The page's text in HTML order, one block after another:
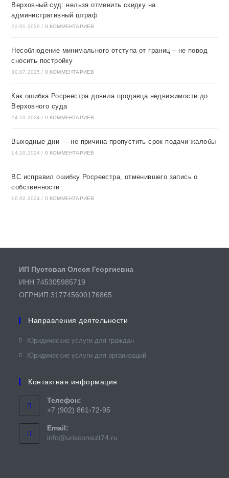
Верховный суд: нельзя отменить скидку на
административный штраф
22.01.2026 / 0 КОММЕНТАРИЕВ
Несоблюдение минимального отступа от границ – не повод
сносить постройку
30.07.2025 / 0 КОММЕНТАРИЕВ
Как ошибка Росреестра довела продавца недвижимости до
Верховного суда
24.10.2024 / 0 КОММЕНТАРИЕВ
Выходные дни — не причина пропустить срок подачи жалобы
14.10.2024 / 0 КОММЕНТАРИЕВ
ВС исправил ошибку Росреестра, отменившего запись о
собственности
16.02.2024 / 0 КОММЕНТАРИЕВ
ИП Пустовая Олеся Георгиевна
ИНН 745305985719
ОГРНИП 317745600176865
Направления деятельности
Юридические услуги для граждан​
Юридические услуги для организаций
Контактная информация
Телефон:
+7 (902) 861-72-95
Email:
info@urisconsult74.ru